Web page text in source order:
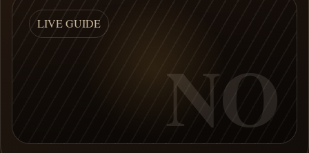
LIVE GUIDE
NO